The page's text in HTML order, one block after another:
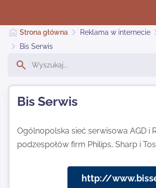
Najnowsze
Strona główna Reklama w internecie
Bis Serwis
Bis Serwis
Ogólnopolska sieć serwisowa AGD i
podzespołów firm Philips, Sharp i
http://